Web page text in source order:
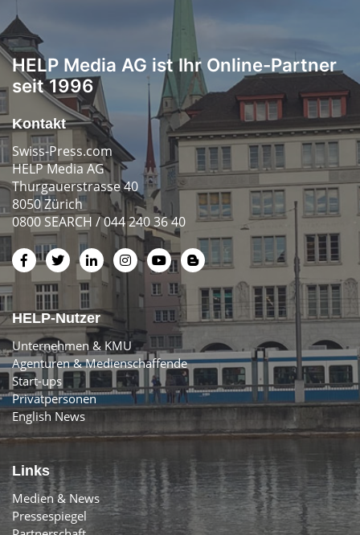
HELP Media AG ist Ihr Online-Partner
seit 1996
Kontakt
Swiss-Press.com
HELP Media AG
Thurgauerstrasse 40
8050 Zürich
0800 SEARCH / 044 240 36 40
HELP-Nutzer
Unternehmen & KMU
Agenturen & Medienschaffende
Start-ups
Privatpersonen
English News
Links
Medien & News
Pressespiegel